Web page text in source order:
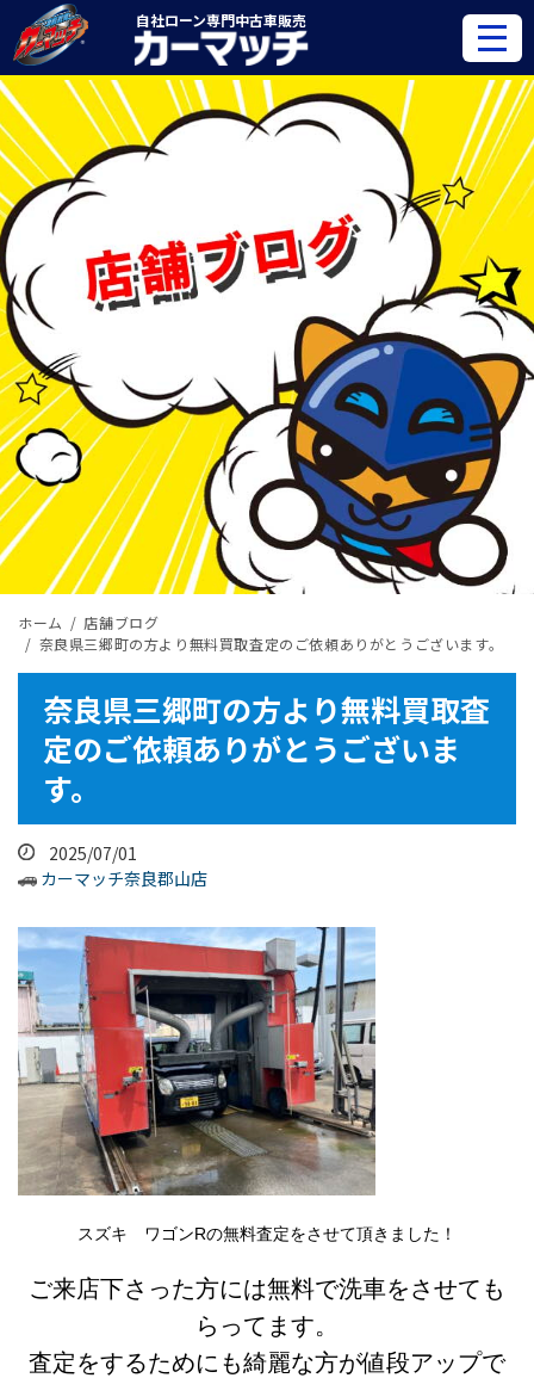
自社ローン専門中古車販売
ホーム
店舗ブログ
奈良県三郷町の方より無料買取査定のご依頼ありがとうございます。
奈良県三郷町の方より無料買取査
定のご依頼ありがとうございま
す。
2025/07/01
カーマッチ奈良郡山店
スズキ ワゴンRの無料査定をさせて頂きました！
ご来店下さった方には無料で洗車をさせても
らってます。
査定をするためにも綺麗な方が値段アップで